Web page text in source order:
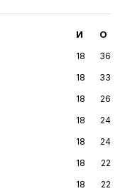
И О
18
36
18
33
18
26
18
24
18
24
18
22
18
22